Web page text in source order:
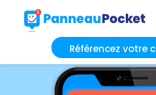
Référencez votre